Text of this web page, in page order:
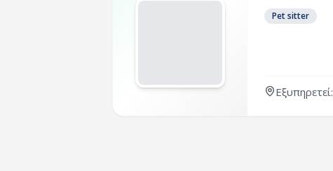
Pet sitter
Εξυπηρετεί: